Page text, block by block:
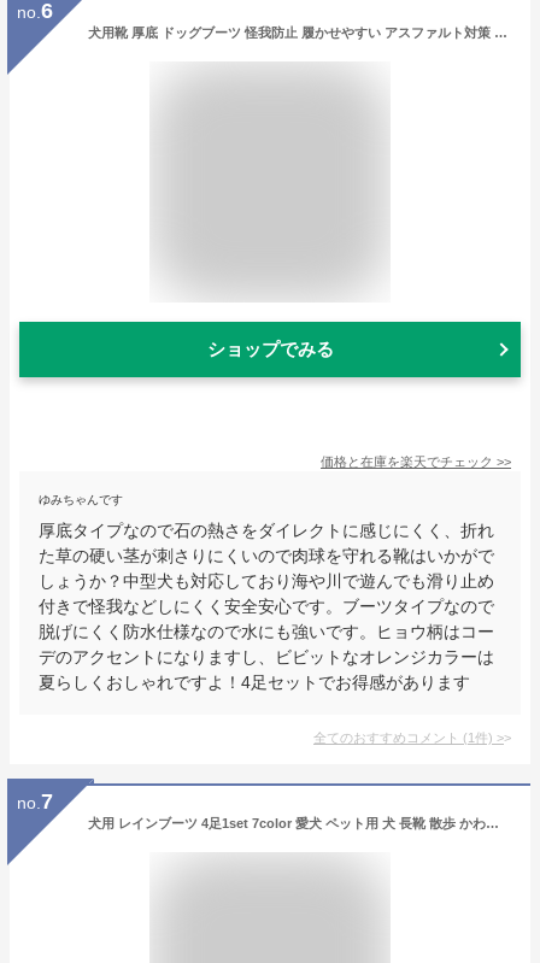
no. 6
犬用靴 厚底 ドッグブーツ 怪我防止 履かせやすい アスファルト対策 4足セット 滑り止め 小型犬 中型犬 大型犬 防水 丸洗い可能 肉球保護 汚れ防止 老犬 防水 介護靴
ショップでみる
価格と在庫を楽天でチェック >>
ゆみちゃんです
厚底タイプなので石の熱さをダイレクトに感じにくく、折れ
た草の硬い茎が刺さりにくいので肉球を守れる靴はいかがで
しょうか？中型犬も対応しており海や川で遊んでも滑り止め
付きで怪我などしにくく安全安心です。ブーツタイプなので
脱げにくく防水仕様なので水にも強いです。ヒョウ柄はコー
デのアクセントになりますし、ビビットなオレンジカラーは
夏らしくおしゃれですよ！4足セットでお得感があります
全てのおすすめコメント (1件) >
no. 7
犬用 レインブーツ 4足1set 7color 愛犬 ペット用 犬 長靴 散歩 かわいい おしゃれ 雨 雪 履かせやすい 歩きやすい ドッグシューズ 犬用シューズ 保護 シリコン 安全 防水 肉球 カラフル 小型 中型 犬 滑り止め 転倒防止 7色 S M L 梅雨 ネコポス送料無料！